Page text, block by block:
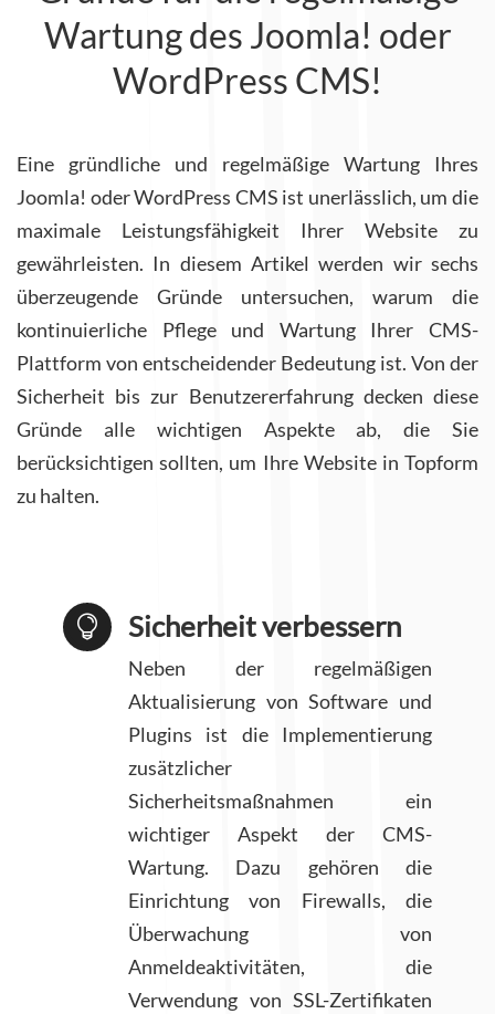
Wartung des Joomla! oder
WordPress CMS!
Eine gründliche und regelmäßige Wartung Ihres
Joomla! oder WordPress CMS ist unerlässlich, um die
maximale Leistungsfähigkeit Ihrer Website zu
gewährleisten. In diesem Artikel werden wir sechs
überzeugende Gründe untersuchen, warum die
kontinuierliche Pflege und Wartung Ihrer CMS-
Plattform von entscheidender Bedeutung ist. Von der
Sicherheit bis zur Benutzererfahrung decken diese
Gründe alle wichtigen Aspekte ab, die Sie
berücksichtigen sollten, um Ihre Website in Topform
zu halten.
 Sicherheit verbessern
Neben der regelmäßigen
Aktualisierung von Software und
Plugins ist die Implementierung
zusätzlicher
Sicherheitsmaßnahmen ein
wichtiger Aspekt der CMS-
Wartung. Dazu gehören die
Einrichtung von Firewalls, die
Überwachung von
Anmeldeaktivitäten, die
Verwendung von SSL-Zertifikaten